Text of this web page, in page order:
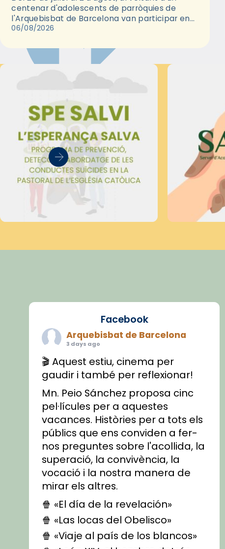
centenar d'adolescents de parròquies de
l'Arquebisbat de Barcelona van participar en
les convivències Be Apostle, organitzades pel
06/08/2026
Facebook
Arquebisbat de Barcelona
3 days ago
🎬 Aquest estiu, cinema per
gaudir i també per reflexionar!
Mn. Peio Sánchez proposa cinc
pel·lícules per a aquestes
vacances. Històries per a tots els
públics que ens conviden a fer-
nos preguntes sobre l'acollida, la
superació, la convivència, la
vocació i la nostra manera de
mirar els altres.
🍿 «El día de la revelación»
🍿 «Las locas del Obelisco»
🍿 «Viaje al país de los blancos»